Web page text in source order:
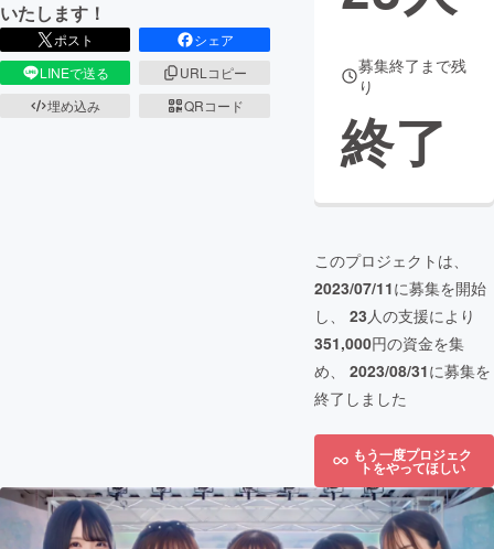
いたします！
ポスト
シェア
LINEで送る
URLコピー
埋め込み
QRコード
募集終了まで残
り
終了
このプロジェクトは、
2023/07/11に募集を開始
し、 23人の支援により
351,000円の資金を集
め、 2023/08/31に募集を
終了しました
もう一度プロジェク
トをやってほしい